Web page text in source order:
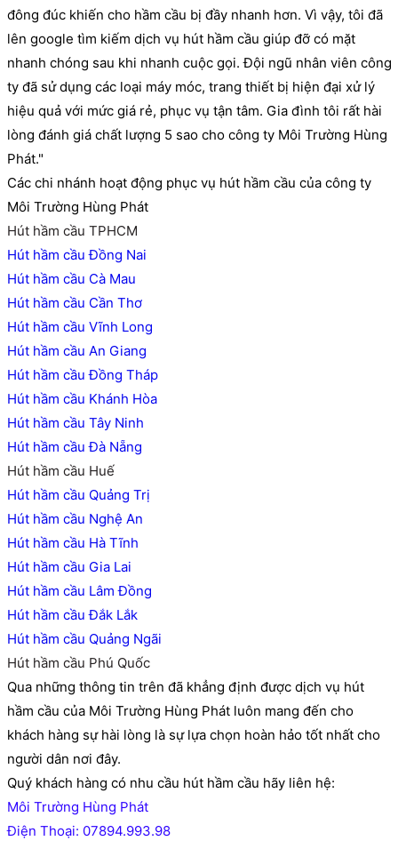
đông đúc khiến cho hầm cầu bị đầy nhanh hơn. Vì vậy, tôi đã
lên google tìm kiếm dịch vụ hút hầm cầu giúp đỡ có mặt
nhanh chóng sau khi nhanh cuộc gọi. Đội ngũ nhân viên công
ty đã sử dụng các loại máy móc, trang thiết bị hiện đại xử lý
hiệu quả với mức giá rẻ, phục vụ tận tâm. Gia đình tôi rất hài
lòng đánh giá chất lượng 5 sao cho công ty Môi Trường Hùng
Phát."
Các chi nhánh hoạt động phục vụ hút hầm cầu của công ty
Môi Trường Hùng Phát
Hút hầm cầu TPHCM
Hút hầm cầu Đồng Nai
Hút hầm cầu Cà Mau
Hút hầm cầu Cần Thơ
Hút hầm cầu Vĩnh Long
Hút hầm cầu An Giang
Hút hầm cầu Đồng Tháp
Hút hầm cầu Khánh Hòa
Hút hầm cầu Tây Ninh
Hút hầm cầu Đà Nẵng
Hút hầm cầu Huế
Hút hầm cầu Quảng Trị
Hút hầm cầu Nghệ An
Hút hầm cầu Hà Tĩnh
Hút hầm cầu Gia Lai
Hút hầm cầu Lâm Đồng
Hút hầm cầu Đắk Lắk
Hút hầm cầu Quảng Ngãi
Hút hầm cầu Phú Quốc
Qua những thông tin trên đã khẳng định được dịch vụ hút
hầm cầu của Môi Trường Hùng Phát luôn mang đến cho
khách hàng sự hài lòng là sự lựa chọn hoàn hảo tốt nhất cho
người dân nơi đây.
Quý khách hàng có nhu cầu hút hầm cầu hãy liên hệ:
Môi Trường Hùng Phát
Điện Thoại: 07894.993.98